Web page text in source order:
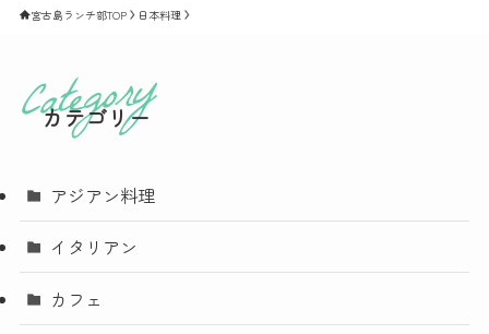
宮古島ランチ部TOP 日本料理
カテゴリー
アジアン料理
イタリアン
カフェ